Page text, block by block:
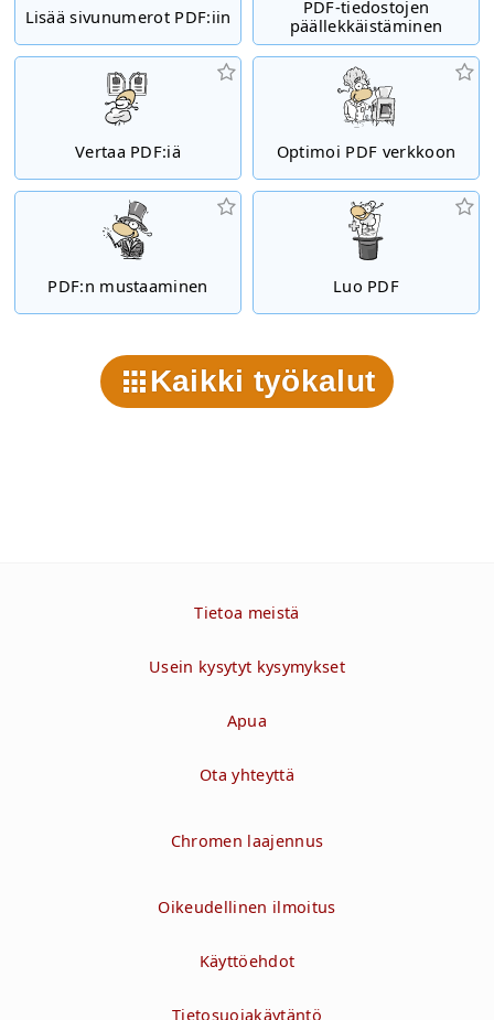
Lisää sivunumerot PDF:iin
PDF-tiedostojen
päällekkäistäminen
Vertaa PDF:iä Optimoi PDF verkkoon
PDF:n mustaaminen Luo PDF
Kaikki työkalut
Tietoa meistä
Usein kysytyt kysymykset
Apua
Ota yhteyttä
Chromen laajennus
Oikeudellinen ilmoitus
Käyttöehdot
Tietosuojakäytäntö